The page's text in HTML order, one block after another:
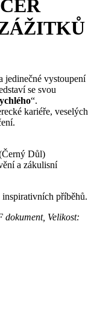
jedinečné vystoupení
se svou
“.
kariéře, veselých
Důl)
a zákulisní
příběhů.
Velikost: